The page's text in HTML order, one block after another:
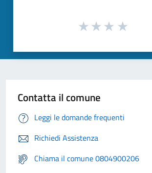
Contatta il comune
Leggi le domande frequenti
Richiedi Assistenza
Chiama il comune 0804900206